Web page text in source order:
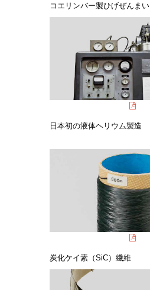
コエリンバー製ひげぜんまい
日本初の液体ヘリウム製造
炭化ケイ素（SiC）繊維